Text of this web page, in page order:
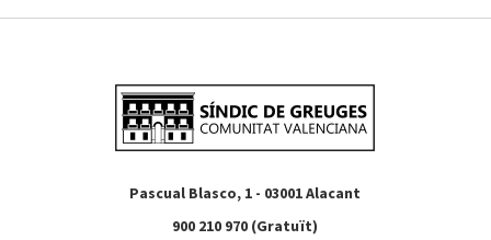
Pascual Blasco, 1 - 03001 Alacant
900 210 970 (Gratuït)